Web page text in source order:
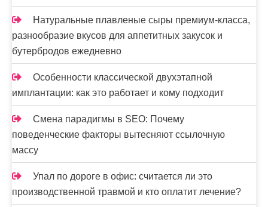
Натуральные плавленые сыры премиум-класса,
разнообразие вкусов для аппетитных закусок и
бутербродов ежедневно
Особенности классической двухэтапной
имплантации: как это работает и кому подходит
Смена парадигмы в SEO: Почему
поведенческие факторы вытесняют ссылочную
массу
Упал по дороге в офис: считается ли это
производственной травмой и кто оплатит лечение?